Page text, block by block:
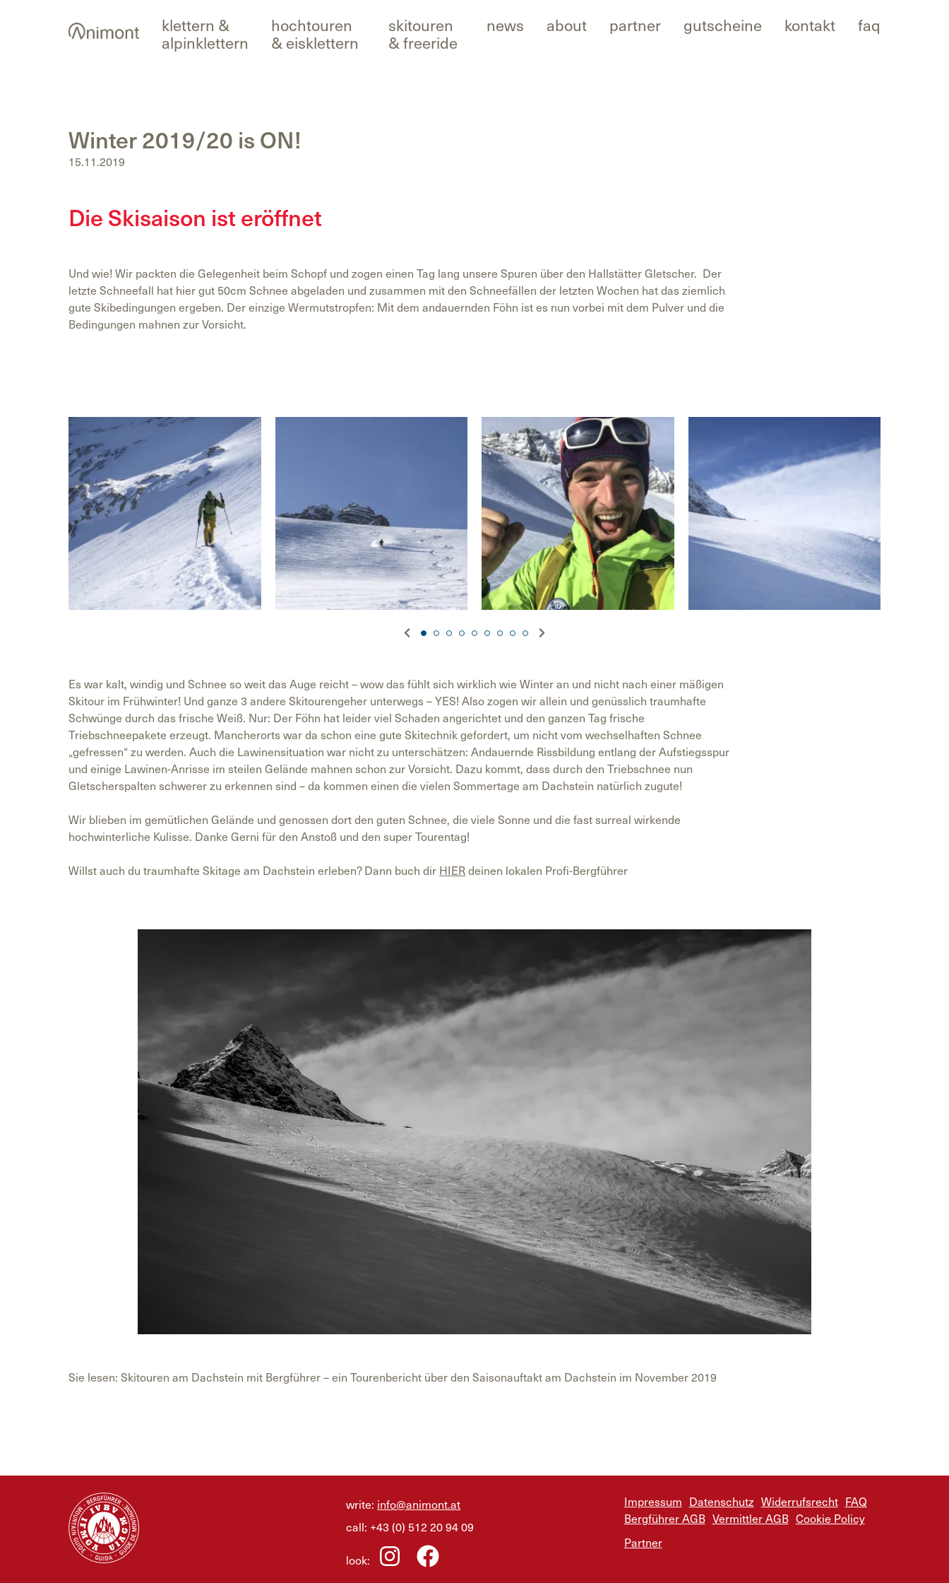
klettern &
alpinklettern
hochtouren
& eisklettern
skitouren
& freeride
news about partner gutscheine kontakt faq
Winter 2019/20 is ON!
15.11.2019
Die Skisaison ist eröffnet
Und wie! Wir packten die Gelegenheit beim Schopf und zogen einen Tag lang unsere Spuren über den Hallstätter Gletscher. Der
letzte Schneefall hat hier gut 50cm Schnee abgeladen und zusammen mit den Schneefällen der letzten Wochen hat das ziemlich
gute Skibedingungen ergeben. Der einzige Wermutstropfen: Mit dem andauernden Föhn ist es nun vorbei mit dem Pulver und die
Bedingungen mahnen zur Vorsicht.
Es war kalt, windig und Schnee so weit das Auge reicht – wow das fühlt sich wirklich wie Winter an und nicht nach einer mäßigen
Skitour im Frühwinter! Und ganze 3 andere Skitourengeher unterwegs – YES! Also zogen wir allein und genüsslich traumhafte
Schwünge durch das frische Weiß. Nur: Der Föhn hat leider viel Schaden angerichtet und den ganzen Tag frische
Triebschneepakete erzeugt. Mancherorts war da schon eine gute Skitechnik gefordert, um nicht vom wechselhaften Schnee
„gefressen“ zu werden. Auch die Lawinensituation war nicht zu unterschätzen: Andauernde Rissbildung entlang der Aufstiegsspur
und einige Lawinen-Anrisse im steilen Gelände mahnen schon zur Vorsicht. Dazu kommt, dass durch den Triebschnee nun
Gletscherspalten schwerer zu erkennen sind – da kommen einen die vielen Sommertage am Dachstein natürlich zugute!
Wir blieben im gemütlichen Gelände und genossen dort den guten Schnee, die viele Sonne und die fast surreal wirkende
hochwinterliche Kulisse. Danke Gerni für den Anstoß und den super Tourentag!
Willst auch du traumhafte Skitage am Dachstein erleben? Dann buch dir HIERdeinen lokalen Profi-Bergführer
Sie lesen: Skitouren am Dachstein mit Bergführer – ein Tourenbericht über den Saisonauftakt am Dachstein im November 2019
write: info@animont.at
call: +43 (0) 512 20 94 09
look:
Impressum Datenschutz Widerrufsrecht FAQ
Bergführer AGB Vermittler AGB Cookie Policy
Partner